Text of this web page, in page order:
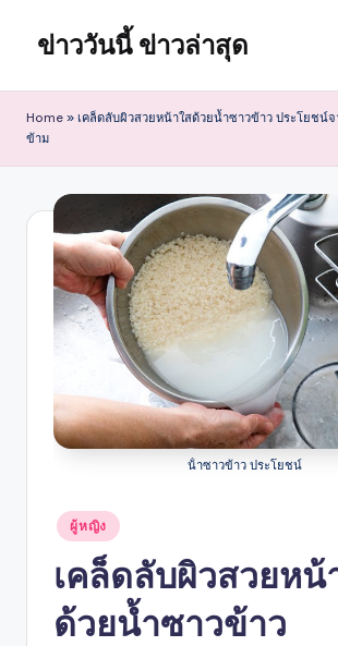
content
ข่าววันนี้ ข่าวล่าสุด
Home » เคล็ดลับผิวสวยหน้าใสด้วยน้ำซาวข้าว ประโยชน์
ข้าม
น้ําซาวข้าว ประโยชน์
Posted
in
ผู้หญิง
เคล็ดลับผิวสวยหน้
ด้วยน้ำซาวข้าว